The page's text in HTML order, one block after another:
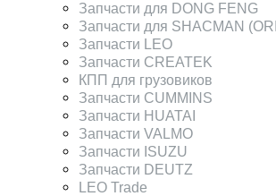
Запчасти для DONG FENG
Запчасти для SHACMAN
Запчасти LEO
Запчасти CREATEK
КПП для грузовиков
Запчасти CUMMINS
Запчасти HUATAI
Запчасти VALMO
Запчасти ISUZU
Запчасти DEUTZ
LEO Trade